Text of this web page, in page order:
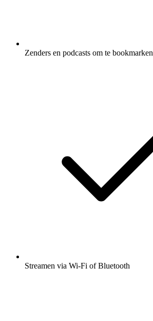
Zenders en podcasts om te bookmarken
Streamen via Wi-Fi of Bluetooth